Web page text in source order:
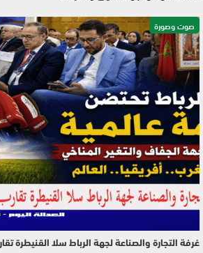
صوت وصورة
غرفة التجارة والصناعة لجهة الرباط سلا القنيطرة